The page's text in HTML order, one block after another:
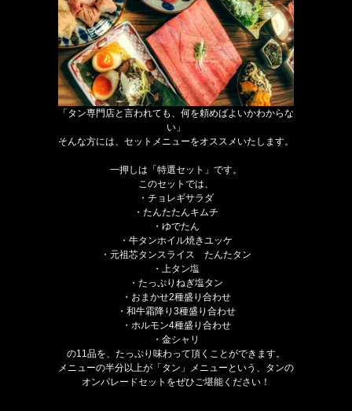
「タン専門店と言われても、何を頼めばよいかわからな
い」
そんな方には、セットメニューをオススメいたします。
一押しは「特選セット」です。
このセットでは、
・チョレギサラダ
・たんたたんキムチ
・ゆでたん
・牛タンホイル焼きユッケ
・元祖芯タンスライス たんたタン
・上タン塩
・たっぷりねぎ塩タン
・おまかせ2種盛り合わせ
・和牛霜降り3種盛り合わせ
・ホルモン4種盛り合わせ
・金シャリ
の11品を、たっぷり味わって頂くことができます。
メニューの半分以上が「タン」メニューという、タンの
オンパレードセットをぜひご堪能ください！